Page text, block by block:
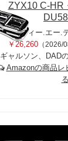
ZYX10 C-HR
ディー.エー.
￥26,260 （2026/
ギャルソン、DAD
Amazonの商品レ
る